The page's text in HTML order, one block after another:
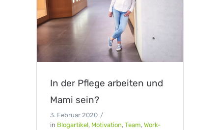
In der Pflege arbeiten und
Mami sein?
3. Februar 2020
in Blogartikel, Motivation, Team, Work-